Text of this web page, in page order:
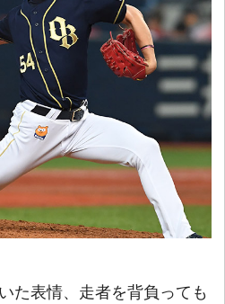
た表情、走者を背負っても